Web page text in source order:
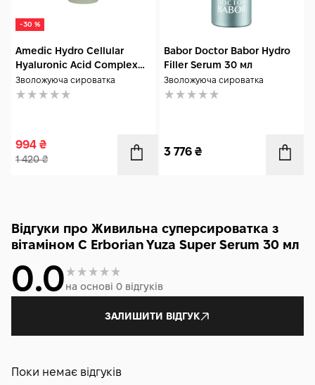
-30 %
Amedic Hydro Cellular
Hyaluronic Acid Complex
Serum 30 мл
Зволожуюча сироватка
994 ₴
1 420₴
Babor Doctor Babor Hydro
Filler Serum 30 мл
Зволожуюча сироватка
3 776 ₴
Відгуки про Живильна суперсироватка з
вітаміном C Erborian Yuza Super Serum 30 мл
0.0на основі 0 відгуків
ЗАЛИШИТИ ВІДГУК
Поки немає відгуків